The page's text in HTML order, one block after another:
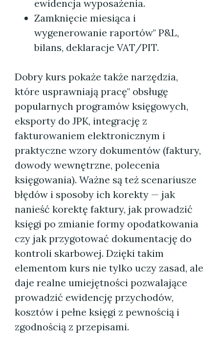
ewidencja wyposażenia.
Zamknięcie miesiąca i
wygenerowanie raportów" P&L,
bilans, deklaracje VAT/PIT.
Dobry kurs pokaże także narzędzia,
które usprawniają pracę" obsługę
popularnych programów księgowych,
eksporty do JPK, integrację z
fakturowaniem elektronicznym i
praktyczne wzory dokumentów (faktury,
dowody wewnętrzne, polecenia
księgowania). Ważne są też scenariusze
błędów i sposoby ich korekty — jak
nanieść korektę faktury, jak prowadzić
księgi po zmianie formy opodatkowania
czy jak przygotować dokumentację do
kontroli skarbowej. Dzięki takim
elementom kurs nie tylko uczy zasad, ale
daje realne umiejętności pozwalające
prowadzić ewidencję przychodów,
kosztów i pełne księgi z pewnością i
zgodnością z przepisami.